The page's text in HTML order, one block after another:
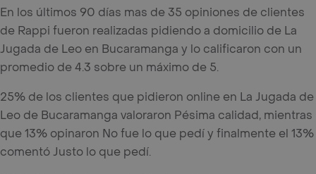
En los últimos 90 días mas de 35 opiniones de clientes
de Rappi fueron realizadas pidiendo a domicilio de La
Jugada de Leo en Bucaramanga y lo calificaron con un
promedio de 4.3 sobre un máximo de 5.
25% de los clientes que pidieron online en La Jugada de
Leo de Bucaramanga valoraron Pésima calidad, mientras
que 13% opinaron No fue lo que pedí y finalmente el 13%
comentó Justo lo que pedí.